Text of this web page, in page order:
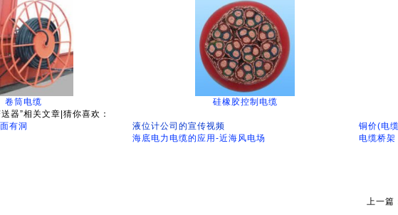
卷筒电缆 硅橡胶控制电缆
器”相关文章|猜你喜欢：
有洞
液位计公司的宣传视频
铜价(电
海底电力电缆的应用-近海风电场 电缆桥架
上一篇